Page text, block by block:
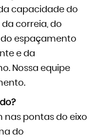
capacidade do
correia, do
espaçamento
e da
Nossa equipe
nas pontas do eixo
do